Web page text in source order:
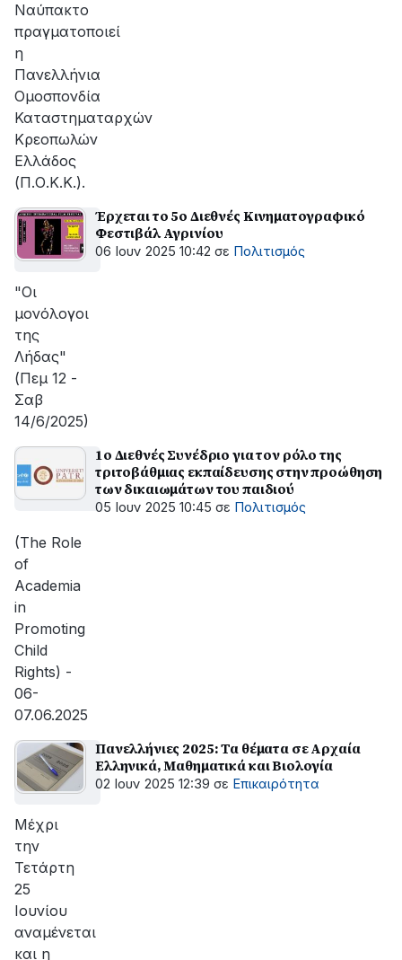
Ναύπακτο
πραγματοποιεί
η
Πανελλήνια
Ομοσπονδία
Καταστηματαρχών
Κρεοπωλών
Ελλάδος
(Π.Ο.Κ.Κ.).
Έρχεται το 5ο Διεθνές Κινηματογραφικό
Φεστιβάλ Αγρινίου
06 Ιουν 2025 10:42 σε Πολιτισμός
"Οι
μονόλογοι
της
Λήδας"
(Πεμ 12 -
Σαβ
14/6/2025)
1ο Διεθνές Συνέδριο για τον ρόλο της
τριτοβάθμιας εκπαίδευσης στην προώθηση
των δικαιωμάτων του παιδιού
05 Ιουν 2025 10:45 σε Πολιτισμός
(The Role
of
Academia
in
Promoting
Child
Rights) -
06-
07.06.2025
Πανελλήνιες 2025: Τα θέματα σε Αρχαία
Ελληνικά, Μαθηματικά και Βιολογία
02 Ιουν 2025 12:39 σε Επικαιρότητα
Μέχρι
την
Τετάρτη
25
Ιουνίου
αναμένεται
και η